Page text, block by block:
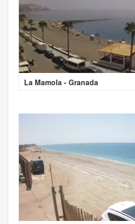
La Mamola - Granada